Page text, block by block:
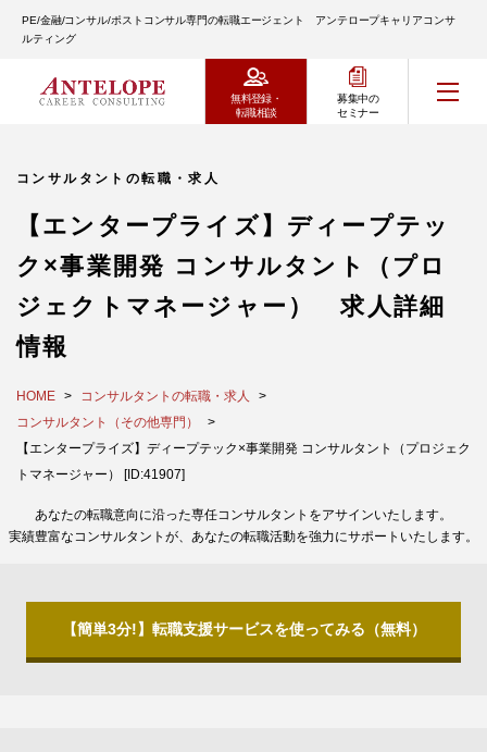
PE/金融/コンサル/ポストコンサル専門の転職エージェント アンテロープキャリアコンサ
ルティング
無料登録・
転職相談
募集中の
セミナー
コンサルタントの転職・求人
【エンタープライズ】ディープテッ
ク×事業開発 コンサルタント（プロ
ジェクトマネージャー） 求人詳細
情報
HOME
コンサルタントの転職・求人
コンサルタント（その他専門）
【エンタープライズ】ディープテック×事業開発 コンサルタント（プロジェク
トマネージャー） [ID:41907]
あなたの転職意向に沿った専任コンサルタントをアサインいたします。
実績豊富なコンサルタントが、あなたの転職活動を強力にサポートいたします。
【簡単3分!】転職支援サービスを使ってみる（無料）